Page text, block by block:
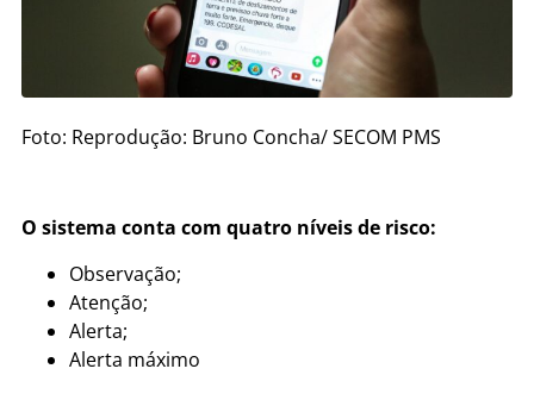
Foto: Reprodução: Bruno Concha/ SECOM PMS
O sistema conta com quatro níveis de risco:
Observação;
Atenção;
Alerta;
Alerta máximo